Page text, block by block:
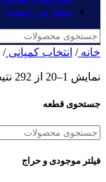
سفارش عمده
خانه/ انتخاب کمپانی/
نمایش 1–20 از 292 نتیجه
جستحوی قطعه
فیلتر موجودی و حراج